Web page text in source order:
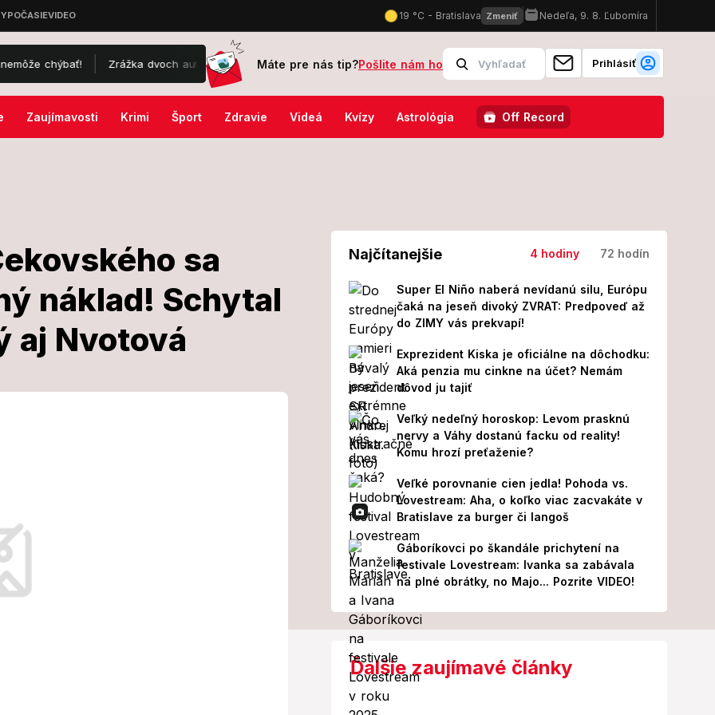
Zrážka dvoch autobusov sa skončila najhorším možným scenárom: Vyše 20 mŕtvych a desiatky zranených Skryté ovocné pasce
Máte pre nás tip?Pošlite nám ho Prihlásiť
Zaujímavosti Krimi Šport Zdravie Videá Kvízy Astrológia Off Record
sa
náklad! Schytal
aj Nvotová
ozval
Skrúcaný
Najčítanejšie 4 hodiny 72 hodín
Super El Niño naberá nevídanú silu, Európu
čaká na jeseň divoký ZVRAT: Predpoveď až
do ZIMY vás prekvapí!
Exprezident Kiska je oficiálne na dôchodku:
Aká penzia mu cinkne na účet? Nemám
dôvod ju tajiť
Veľký nedeľný horoskop: Levom prasknú
nervy a Váhy dostanú facku od reality!
Komu hrozí preťaženie?
Veľké porovnanie cien jedla! Pohoda vs.
Lovestream: Aha, o koľko viac zacvakáte v
Bratislave za burger či langoš
Gáboríkovci po škandále prichytení na
festivale Lovestream: Ivanka sa zabávala
na plné obrátky, no Majo... Pozrite VIDEO!
Ďalšie zaujímavé články